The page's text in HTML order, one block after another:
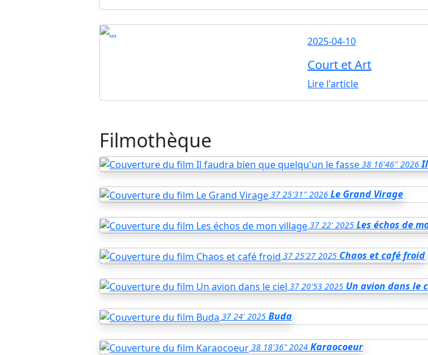
2025-04-10
Court et Art
Lire l'article
Filmothèque
38 16'46'' 2026
37 25'31'' 2026 Le Grand Virage
37 22' 2025 Les échos de
37 25'27 2025 Chaos et café froid
37 20'53 2025 Un avion dans le
37 24' 2025 Buda
38 18'36" 2024 Karaocoeur